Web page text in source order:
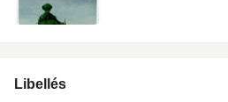
Libellés